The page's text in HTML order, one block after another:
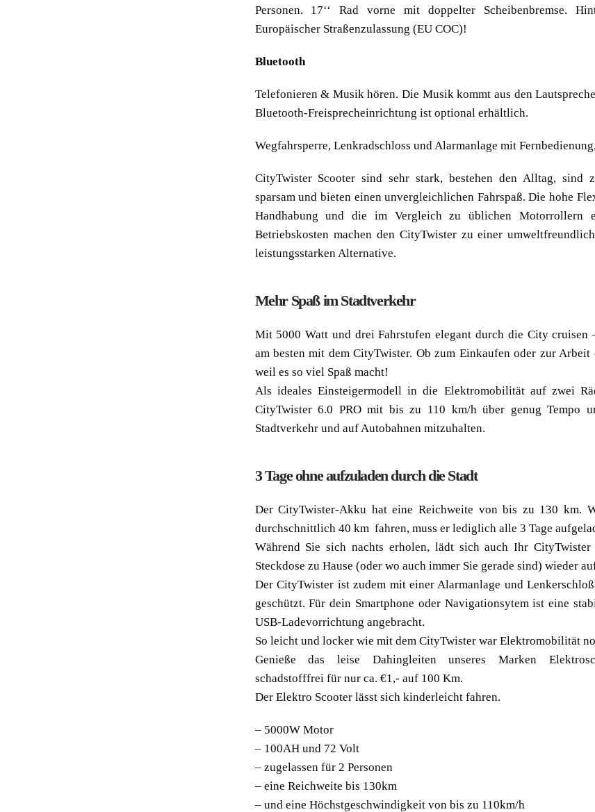
Personen. 17‘‘ Rad vorne mit doppelter Scheibenbremse.
Europäischer Straßenzulassung (EU COC)!
Bluetooth
Telefonieren & Musik hören. Die Musik kommt aus den
Bluetooth-Freisprecheinrichtung ist optional erhältlich.
Wegfahrsperre, Lenkradschloss und Alarmanlage mit
CityTwister Scooter sind sehr stark, bestehen den Alltag, sind
sparsam und bieten einen unvergleichlichen Fahrspaß. Die hohe
Handhabung und die im Vergleich zu üblichen Motorrollern
Betriebskosten machen den CityTwister zu einer
leistungsstarken Alternative.
Mehr Spaß im Stadtverkehr
Mit 5000 Watt und drei Fahrstufen elegant durch die City cruisen
am besten mit dem CityTwister. Ob zum Einkaufen oder zur Arbeit
weil es so viel Spaß macht!
Als ideales Einsteigermodell in die Elektromobilität auf zwei
CityTwister 6.0 PRO mit bis zu 110 km/h über genug Tempo
Stadtverkehr und auf Autobahnen mitzuhalten.
3 Tage ohne aufzuladen durch die Stadt
Der CityTwister-Akku hat eine Reichweite von bis zu 130 km.
durchschnittlich 40 km fahren, muss er lediglich alle 3 Tage
Während Sie sich nachts erholen, lädt sich auch Ihr
Steckdose zu Hause (oder wo auch immer Sie gerade sind) wieder
Der CityTwister ist zudem mit einer Alarmanlage und
geschützt. Für dein Smartphone oder Navigationsytem ist eine
USB-Ladevorrichtung angebracht.
So leicht und locker wie mit dem CityTwister war Elektromobilität
Genieße das leise Dahingleiten unseres Marken
schadstofffrei für nur ca. €1,- auf 100 Km.
Der Elektro Scooter lässt sich kinderleicht fahren.
– 5000W Motor
– 100AH und 72 Volt
– zugelassen für 2 Personen
– eine Reichweite bis 130km
– und eine Höchstgeschwindigkeit von bis zu 110km/h